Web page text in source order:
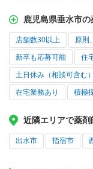
鹿児島県垂水市
店舗数30以上 原則
新卒も応募可能 住
土日休み（相談可含む）
在宅業務あり 積極
近隣エリアで薬
出水市 指宿市